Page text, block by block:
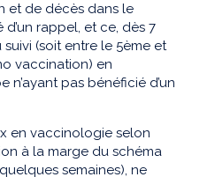
et de décès dans le
rappel, et ce, dès 7
(soit entre le 5ème et
vaccination) en
pas bénéficié d’un
en vaccinologie selon
à la marge du schéma
semaines), ne